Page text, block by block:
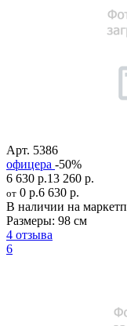
Арт. 5386
офицера -50%
6 630 р.13 260 р.
от 0 р.6 630 р.
В наличии на
Размеры: 98 см
4 отзыва
6